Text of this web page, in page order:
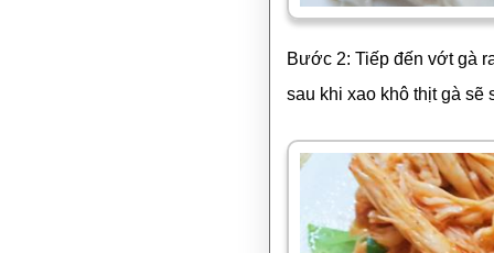
Bước 2: Tiếp đến vớt gà
sau khi xao khô thịt gà sẽ